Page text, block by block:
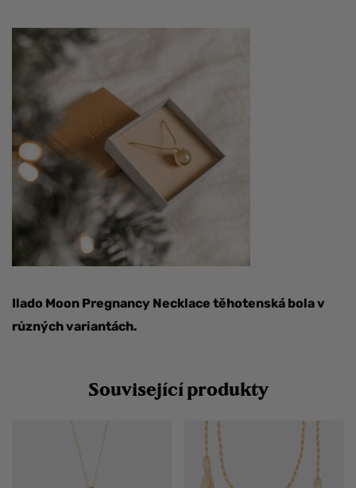
Ilado Moon Pregnancy Necklace těhotenská bola v
různých variantách.
Související produkty